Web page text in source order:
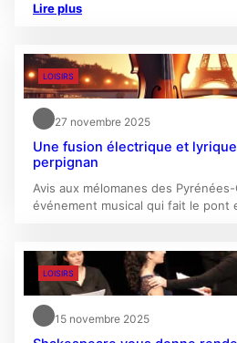
Lire plus
LOISIRS
27 novembre 2025
Une fusion électrique et
perpignan
Avis aux mélomanes des
événement musical qui fait le pont
LOISIRS
15 novembre 2025